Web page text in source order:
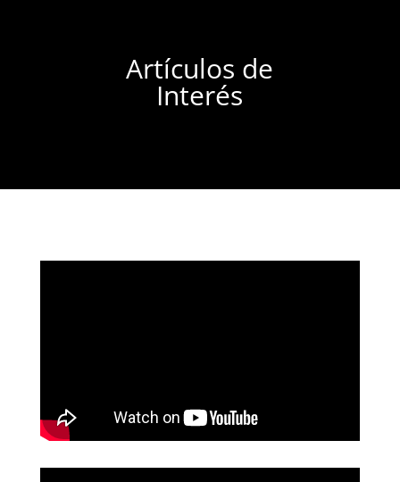
Artículos de
Interés